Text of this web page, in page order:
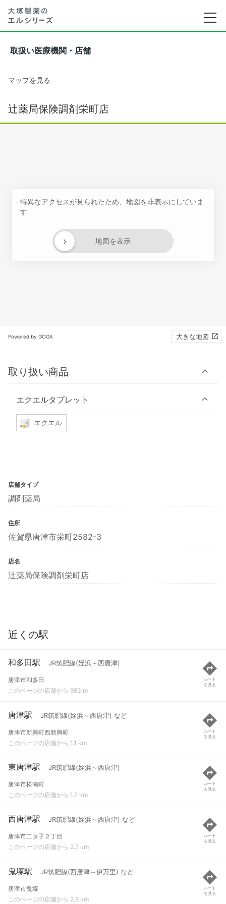
取扱い医療機関・店舗
マップを見る
辻薬局保険調剤栄町店
特異なアクセスが見られたため、地図を非表示にしていま
す
地図を表示
›
Powered by GOGA 大きな地図
取り扱い商品
エクエルタブレット
エクエル
店舗タイプ
調剤薬局
住所
佐賀県唐津市栄町2582-3
店名
辻薬局保険調剤栄町店
近くの駅
和多田駅 JR筑肥線(姪浜～西唐津)
唐津市和多田
このページの店舗から 983 m
ルート
を見る
唐津駅 JR筑肥線(姪浜～西唐津) など
唐津市新興町西新興町
このページの店舗から 1.1 km
ルート
を見る
東唐津駅 JR筑肥線(姪浜～西唐津)
唐津市松南町
このページの店舗から 1.7 km
ルート
を見る
西唐津駅 JR筑肥線(姪浜～西唐津) など
唐津市二タ子２丁目
このページの店舗から 2.7 km
ルート
を見る
鬼塚駅 JR筑肥線(西唐津～伊万里) など
唐津市鬼塚
このページの店舗から 2.8 km
ルート
を見る